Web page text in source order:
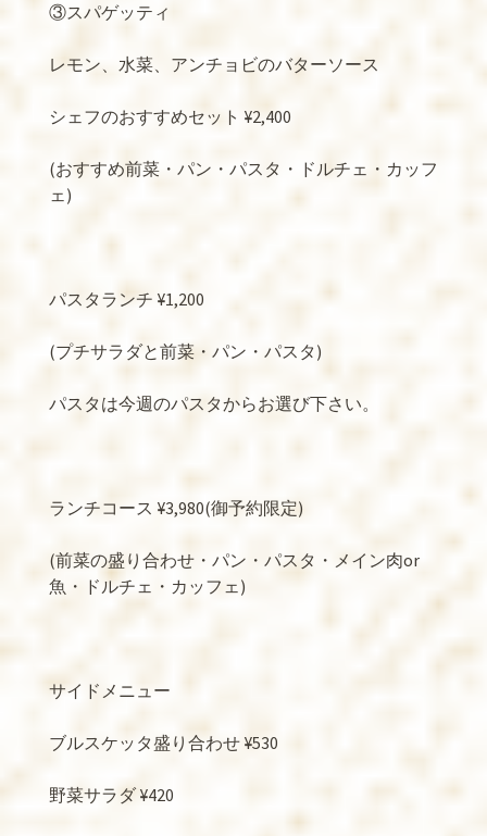
③スパゲッティ
レモン、水菜、アンチョビのバターソース
シェフのおすすめセット ¥2,400
(おすすめ前菜・パン・パスタ・ドルチェ・カッフ
ェ)
パスタランチ ¥1,200
(プチサラダと前菜・パン・パスタ )
パスタは今週のパスタからお選び下さい。
ランチコース ¥3,980(御予約限定)
(前菜の盛り合わせ・パン・パスタ・メイン肉or
魚・ドルチェ・カッフェ)
サイドメニュー
ブルスケッタ盛り合わせ ¥530
野菜サラダ¥420